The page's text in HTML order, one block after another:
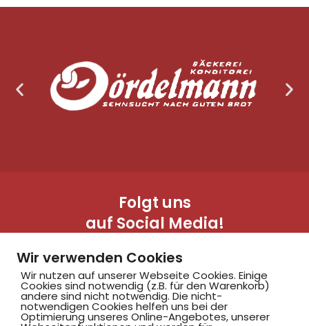
Folgt uns
auf Social Media!
Wir verwenden Cookies
Wir nutzen auf unserer Webseite Cookies. Einige
Cookies sind notwendig (z.B. für den Warenkorb)
andere sind nicht notwendig. Die nicht-
notwendigen Cookies helfen uns bei der
Optimierung unseres Online-Angebotes, unserer